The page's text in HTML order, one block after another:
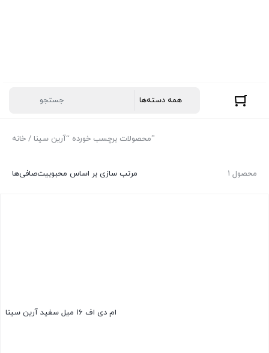
خانه / محصولات برچسب خورده “آرین سینا”
1 محصول صافی‌هامرتب سازی بر اساس محبوبیت
ام دی اف ۱۶ میل سفید آرین سینا